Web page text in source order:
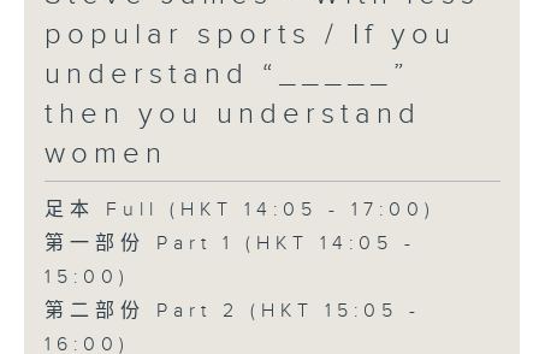
popular sports / If you
understand “_____”
then you understand
women
足本 Full (HKT 14:05 - 17:00)
第一部份 Part 1 (HKT 14:05 -
15:00)
第二部份 Part 2 (HKT 15:05 -
16:00)